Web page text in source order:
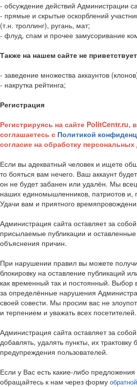
- обсуждение действий Администрации
- прямые и скрытые оскорблений
(т.н. троллинг), ругань, мат;
- флуд, спам и прочее замусоривание
Также на нашем сайте не
- заведение множества аккаунтов
- накрутка рейтинга;
Регистрация
Регистрируясь на сайте PolitCentr.ru,
соглашаетесь с Политикой
согласие на обработку
Если вы адекватный человек и ищете
то бояться вам нечего. Ваш аккаунт
он не будет забанен или удалён. Мы
наших единомышленников, патриотов и,
Удачи вам и приятного
Администрация сайта оставляет за
присылаемые публикации и
объяснения причин.
При нарушении правил вы можете
блокировку на оставление публикаций
как временный так и постоянный. Выбор
за определённые нарушения
своей совести. Мы просим вас не
и терпением и уважать всех посетителей.
Администрация сайта оставляет за
добавлять, удалять пункты, их трактовку
предупреждения пользователей.
Если у Вас есть какие-либо
обращайтесь к нам через форму